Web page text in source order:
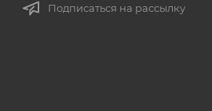
Подписаться на рассылку